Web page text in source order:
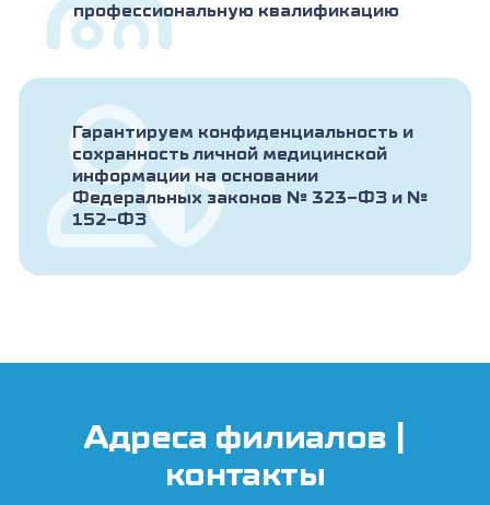
профессиональную квалификацию
Гарантируем конфиденциальность и
сохранность личной медицинской
информации на основании
Федеральных законов № 323-ФЗ и №
152-ФЗ
Адреса филиалов |
контакты